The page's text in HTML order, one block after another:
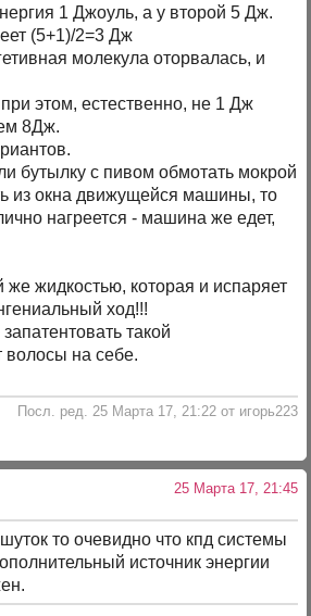
1 Джоуль, а у второй 5 Дж.
(5+1)/2=3 Дж
молекула оторвалась, и
этом, естественно, не 1 Дж
8Дж.
бутылку с пивом обмотать мокрой
из окна движущейся машины, то
нагреется - машина же едет,
жидкостью, которая и испаряет
ход!!!
такой
волосы на себе.
Посл. ред. 25 Марта 17, 21:22 от игорь223
25 Марта 17, 21:45
то очевидно что кпд системы
источник энергии